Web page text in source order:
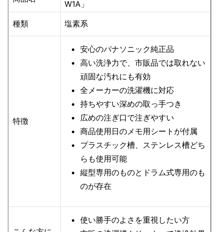
W1A」
種類
塩素系
特徴
安心のパナソニック純正品
高い洗浄力で、市販品では取れない
頑固な汚れにも有効
全メーカーの洗濯機に対応
持ちやすい深めの取っ手つき
広めの注ぎ口で注ぎやすい
商品使用日のメモ用シートが付属
プラスチック槽、ステンレス槽どち
らも使用可能
縦型専用のものとドラム式専用のも
のが存在
使い勝手のよさを重視したい方